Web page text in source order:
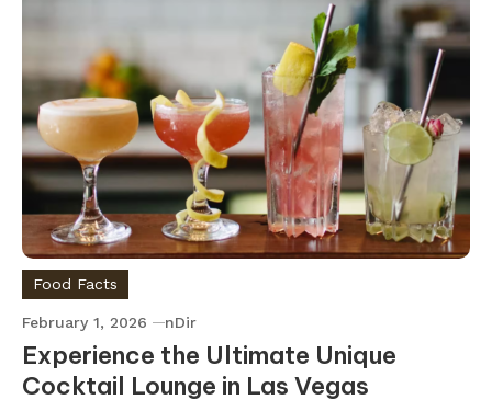
Food Facts
February 1, 2026 nDir
Experience the Ultimate Unique
Cocktail Lounge in Las Vegas